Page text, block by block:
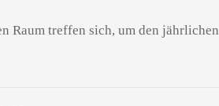
Raum treffen sich, um den jährlichen